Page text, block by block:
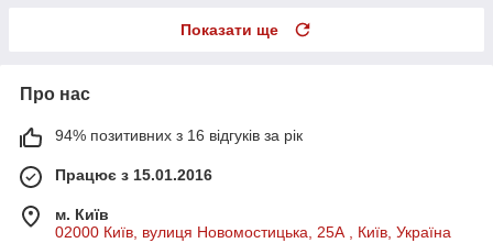
Показати ще
Про нас
94% позитивних з 16 відгуків за рік
Працює з 15.01.2016
м. Київ
02000 Київ, вулиця Новомостицька, 25А , Київ, Україна